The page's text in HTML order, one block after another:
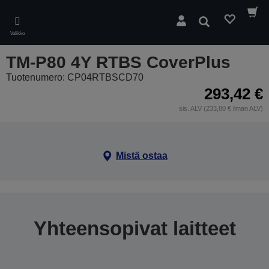
main
content
Valikko
Hae
TM-P80 4Y RTBS CoverPlus
Tuotenumero: CP04RTBSCD70
293,42 €
sis. ALV (233,80 € ilman ALV)
Mistä ostaa
Yhteensopivat laitteet